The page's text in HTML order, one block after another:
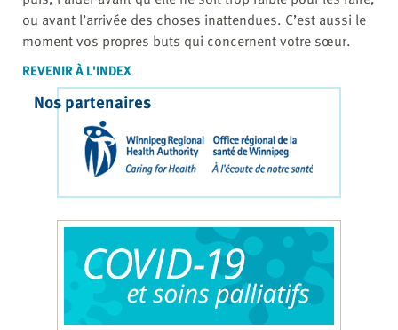
ou avant l’arrivée des choses inattendues. C’est aussi le
moment vos propres buts qui concernent votre sœur.
REVENIR À L'INDEX
Nos partenaires